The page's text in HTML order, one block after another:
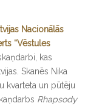
Nacionālās
“Vēstules
kas
Skanēs Nika
kvarteta un pūtēju
Rhapsody